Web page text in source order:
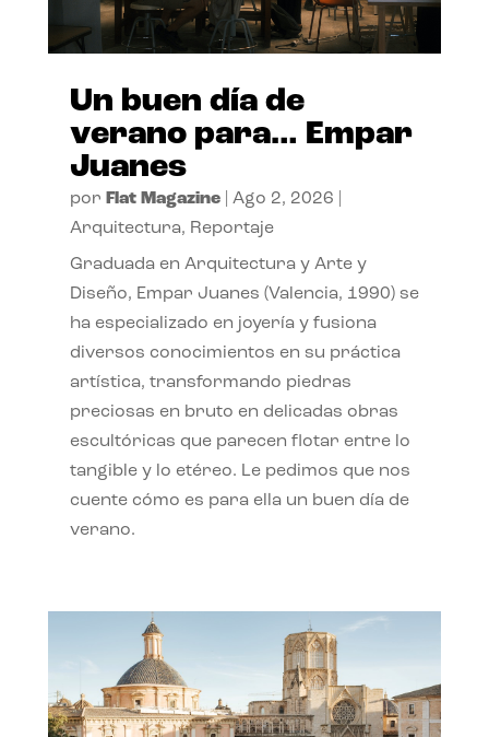
Un buen día de
verano para… Empar
Juanes
por Flat Magazine| Ago 2, 2026
Arquitectura, Reportaje
Graduada en Arquitectura y Arte y
Diseño, Empar Juanes (Valencia, 1990) se
ha especializado en joyería y fusiona
diversos conocimientos en su práctica
artística, transformando piedras
preciosas en bruto en delicadas obras
escultóricas que parecen flotar entre lo
tangible y lo etéreo. Le pedimos que nos
cuente cómo es para ella un buen día de
verano.